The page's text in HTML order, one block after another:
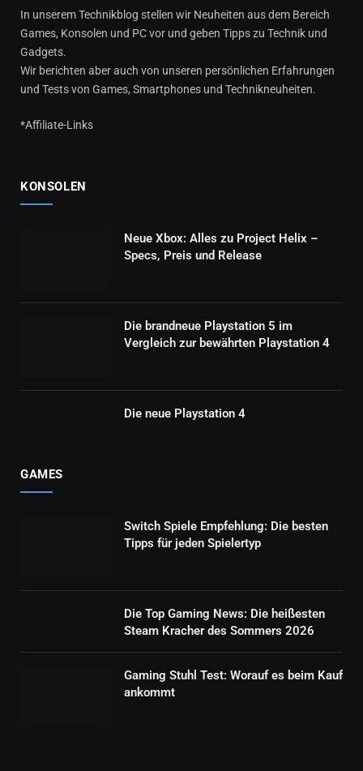
In unserem Technikblog stellen wir Neuheiten aus dem Bereich
Games, Konsolen und PC vor und geben Tipps zu Technik und
Gadgets.
Wir berichten aber auch von unseren persönlichen Erfahrungen
und Tests von Games, Smartphones und Technikneuheiten.
*Affiliate-Links
KONSOLEN
Neue Xbox: Alles zu Project Helix –
Specs, Preis und Release
Die brandneue Playstation 5 im
Vergleich zur bewährten Playstation 4
Die neue Playstation 4
GAMES
Switch Spiele Empfehlung: Die besten
Tipps für jeden Spielertyp
Die Top Gaming News: Die heißesten
Steam Kracher des Sommers 2026
Gaming Stuhl Test: Worauf es beim Kauf
ankommt